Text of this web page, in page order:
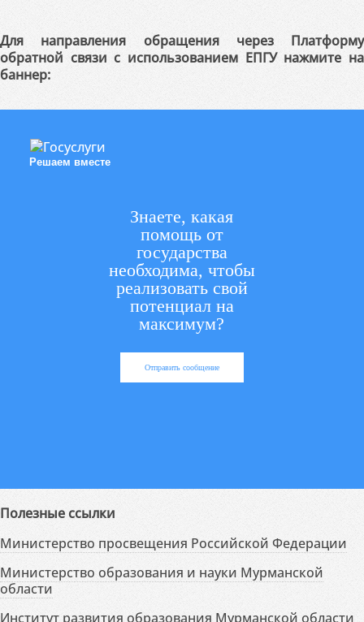
Для направления обращения через Платформу
обратной связи с использованием ЕПГУ нажмите на
баннер:
Решаем вместе
Знаете, какая
помощь от
государства
необходима, чтобы
реализовать свой
потенциал на
максимум?
Отправить сообщение
Полезные ссылки
Министерство просвещения Российской Федерации
Министерство образования и науки Мурманской
области
Институт развития образования Мурманской области